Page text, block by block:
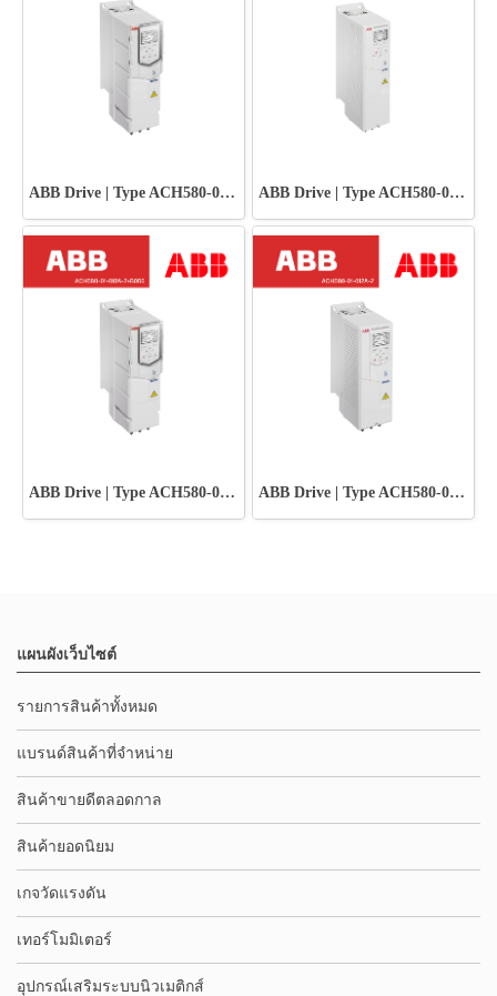
ABB Drive | Type ACH580-01-012A-2+B056 ABB Drive | Type ACH580-01-018A-4
ABB Drive | Type ACH580-01-018A-2+B056 ABB Drive | Type ACH580-01-012A-2
แผนผังเว็บไซต์
รายการสินค้าทั้งหมด
แบรนด์สินค้าที่จำหน่าย
สินค้าขายดีตลอดกาล
สินค้ายอดนิยม
เกจวัดแรงดัน
เทอร์โมมิเตอร์
อุปกรณ์เสริมระบบนิวเมติกส์